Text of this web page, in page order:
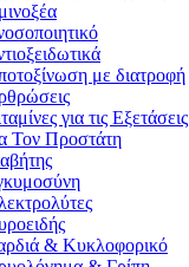
με διατροφή
για τις Εξετάσεις
Τον Προστάτη
& Κυκλοφορικό